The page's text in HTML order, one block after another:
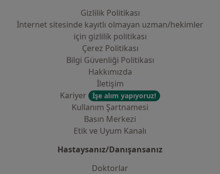
Gizlilik Politikası
İnternet sitesinde kayıtlı olmayan uzman/hekimler
i̇çin gizlilik politikası
Çerez Politikası
Bilgi Güvenliği Politikası
Hakkımızda
İletişim
Kariyer
İşe alım yapıyoruz!
Kullanım Şartnamesi
Basın Merkezi
Etik ve Uyum Kanalı
Hastaysanız/Danışansanız
Doktorlar